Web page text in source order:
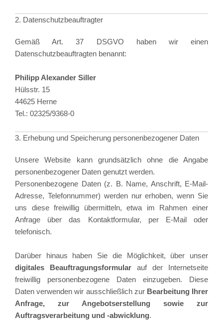
2. Datenschutzbeauftragter
Gemäß Art. 37 DSGVO haben wir einen
Datenschutzbeauftragten benannt:
Philipp Alexander Siller
Hülsstr. 15
44625 Herne
Tel.: 02325/9368-0
3. Erhebung und Speicherung personenbezogener Daten
Unsere Website kann grundsätzlich ohne die Angabe
personenbezogener Daten genutzt werden.
Personenbezogene Daten (z. B. Name, Anschrift, E-Mail-
Adresse, Telefonnummer) werden nur erhoben, wenn Sie
uns diese freiwillig übermitteln, etwa im Rahmen einer
Anfrage über das Kontaktformular, per E-Mail oder
telefonisch.
Darüber hinaus haben Sie die Möglichkeit, über unser
digitales Beauftragungsformular auf der Internetseite
freiwillig personenbezogene Daten einzugeben. Diese
Daten verwenden wir ausschließlich zur Bearbeitung Ihrer
Anfrage, zur Angebotserstellung sowie zur
Auftragsverarbeitung und -abwicklung.